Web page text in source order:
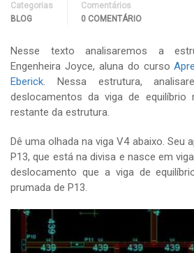
Categorias
BLOG
Comentários
0 COMENTÁRIO
Nesse texto analisaremos a
Engenheira Joyce, aluna do curso
Eberick. Nessa estrutura,
deslocamentos da viga de equilíbrio
restante da estrutura.
Dê uma olhada na viga V4 abaixo. Seu
P13, que está na divisa e nasce em
deslocamento que a viga de
prumada de P13.